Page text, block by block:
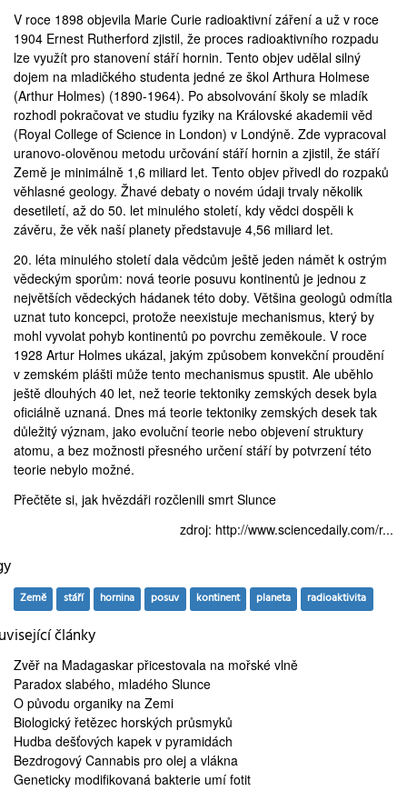
V roce 1898 objevila Marie Curie radioaktivní záření a už v roce
1904 Ernest Rutherford zjistil, že proces radioaktivního rozpadu
lze využít pro stanovení stáří hornin. Tento objev udělal silný
dojem na mladičkého studenta jedné ze škol Arthura Holmese
(Arthur Holmes) (1890-1964). Po absolvování školy se mladík
rozhodl pokračovat ve studiu fyziky na Královské akademii věd
(Royal College of Science in London) v Londýně. Zde vypracoval
uranovo-olověnou metodu určování stáří hornin a zjistil, že stáří
Země je minimálně 1,6 miliard let. Tento objev přivedl do rozpaků
věhlasné geology. Žhavé debaty o novém údaji trvaly několik
desetiletí, až do 50. let minulého století, kdy vědci dospěli k
závěru, že věk naší planety představuje 4,56 miliard let.
20. léta minulého století dala vědcům ještě jeden námět k ostrým
vědeckým sporům: nová teorie posuvu kontinentů je jednou z
největších vědeckých hádanek této doby. Většina geologů odmítla
uznat tuto koncepci, protože neexistuje mechanismus, který by
mohl vyvolat pohyb kontinentů po povrchu zeměkoule. V roce
1928 Artur Holmes ukázal, jakým způsobem konvekční proudění
v zemském plášti může tento mechanismus spustit. Ale uběhlo
ještě dlouhých 40 let, než teorie tektoniky zemských desek byla
oficiálně uznaná. Dnes má teorie tektoniky zemských desek tak
důležitý význam, jako evoluční teorie nebo objevení struktury
atomu, a bez možnosti přesného určení stáří by potvrzení této
teorie nebylo možné.
Přečtěte si, jak hvězdáři rozčlenili smrt Slunce
zdroj: http://www.sciencedaily.com/r...
Země stáří hornina posuv kontinent planeta radioaktivita
články
Zvěř na Madagaskar přicestovala na mořské vlně
Paradox slabého, mladého Slunce
O původu organiky na Zemi
Biologický řetězec horských průsmyků
Hudba dešťových kapek v pyramidách
Bezdrogový Cannabis pro olej a vlákna
Geneticky modifikovaná bakterie umí fotit